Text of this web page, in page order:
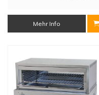
Mehr Info